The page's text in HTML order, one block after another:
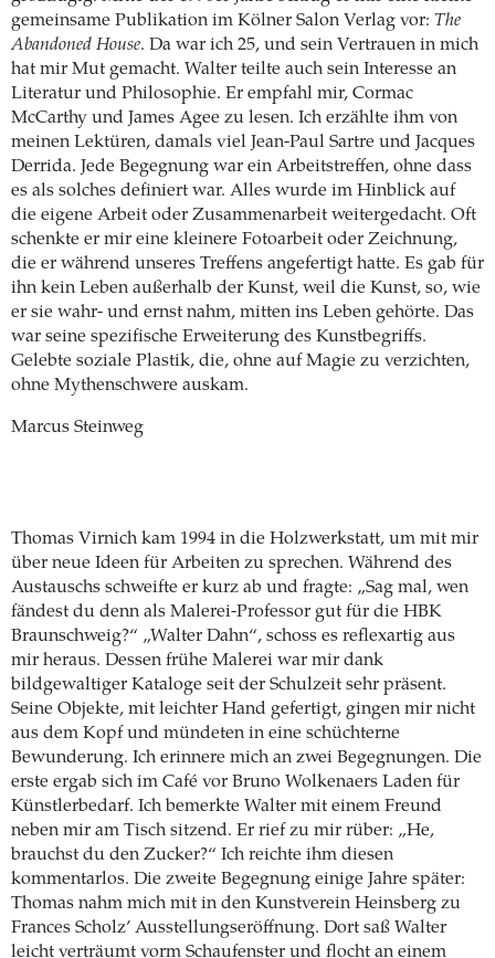
gemeinsame Publikation im Kölner Salon Verlag vor: The
Abandoned House. Da war ich 25, und sein Vertrauen in mich
hat mir Mut gemacht. Walter teilte auch sein Interesse an
Literatur und Philosophie. Er empfahl mir, Cormac
McCarthy und James Agee zu lesen. Ich erzählte ihm von
meinen Lektüren, damals viel Jean-Paul Sartre und Jacques
Derrida. Jede Begegnung war ein Arbeitstreffen, ohne dass
es als solches definiert war. Alles wurde im Hinblick auf
die eigene Arbeit oder Zusammenarbeit weitergedacht. Oft
schenkte er mir eine kleinere Fotoarbeit oder Zeichnung,
die er während unseres Treffens angefertigt hatte. Es gab für
ihn kein Leben außerhalb der Kunst, weil die Kunst, so, wie
er sie wahr- und ernst nahm, mitten ins Leben gehörte. Das
war seine spezifische Erweiterung des Kunstbegriffs.
Gelebte soziale Plastik, die, ohne auf Magie zu verzichten,
ohne Mythenschwere auskam.
Marcus Steinweg
Thomas Virnich kam 1994 in die Holzwerkstatt, um mit mir
über neue Ideen für Arbeiten zu sprechen. Während des
Austauschs schweifte er kurz ab und fragte: „Sag mal, wen
fändest du denn als Malerei-Professor gut für die HBK
Braunschweig?“ „Walter Dahn“, schoss es reflexartig aus
mir heraus. Dessen frühe Malerei war mir dank
bildgewaltiger Kataloge seit der Schulzeit sehr präsent.
Seine Objekte, mit leichter Hand gefertigt, gingen mir nicht
aus dem Kopf und mündeten in eine schüchterne
Bewunderung. Ich erinnere mich an zwei Begegnungen. Die
erste ergab sich im Café vor Bruno Wolkenaers Laden für
Künstlerbedarf. Ich bemerkte Walter mit einem Freund
neben mir am Tisch sitzend. Er rief zu mir rüber: „He,
brauchst du den Zucker?“ Ich reichte ihm diesen
kommentarlos. Die zweite Begegnung einige Jahre später:
Thomas nahm mich mit in den Kunstverein Heinsberg zu
Frances Scholz’ Ausstellungseröffnung. Dort saß Walter
leicht verträumt vorm Schaufenster und flocht an einem